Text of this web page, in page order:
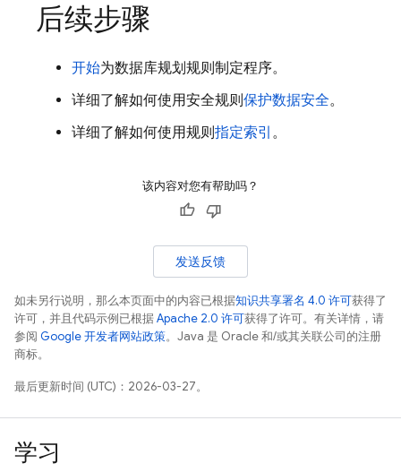
后续步骤
开始为数据库规划规则制定程序。
详细了解如何使用安全规则保护数据安全。
详细了解如何使用规则指定索引 。
该内容对您有帮助吗？
发送反馈
如未另行说明，那么本页面中的内容已根据知识共享署名 4.0 许可获得了
许可，并且代码示例已根据Apache 2.0 许可获得了许可。有关详情，请
参阅 Google 开发者网站政策。Java 是 Oracle 和/或其关联公司的注册
商标。
最后更新时间 (UTC)：2026-03-27。
学习